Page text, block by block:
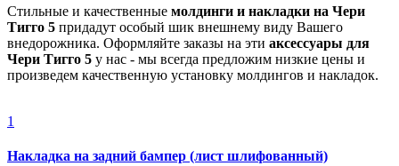
Стильные и качественные молдинги и накладки на Чери
Тигго 5 придадут особый шик внешнему виду Вашего
внедорожника. Оформляйте заказы на эти аксессуары для
Чери Тигго 5 у нас - мы всегда предложим низкие цены и
произведем качественную установку молдингов и накладок.
1
Накладка на задний бампер (лист шлифованный)